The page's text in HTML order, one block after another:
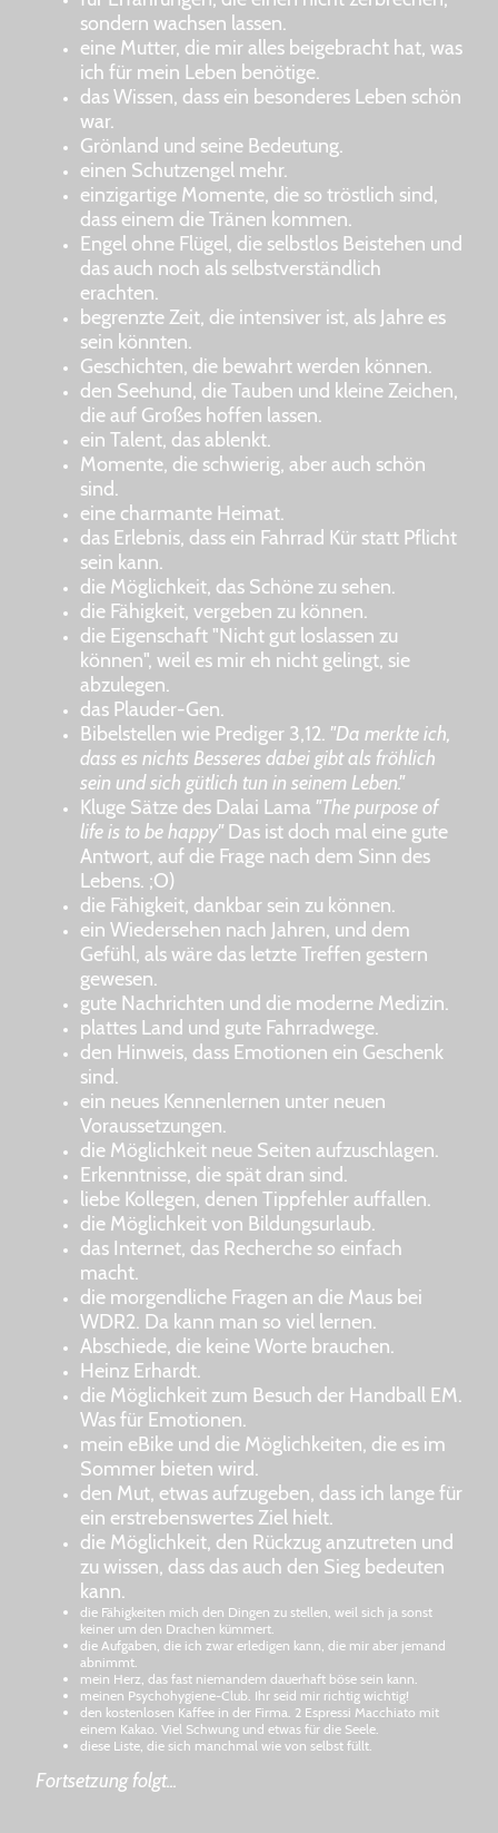
sondern wachsen lassen.
eine Mutter, die mir alles beigebracht hat, was
ich für mein Leben benötige.
das Wissen, dass ein besonderes Leben schön
war.
Grönland und seine Bedeutung.
einen Schutzengel mehr.
einzigartige Momente, die so tröstlich sind,
dass einem die Tränen kommen.
Engel ohne Flügel, die selbstlos Beistehen und
das auch noch als selbstverständlich
erachten.
begrenzte Zeit, die intensiver ist, als Jahre es
sein könnten.
Geschichten, die bewahrt werden können.
den Seehund, die Tauben und kleine Zeichen,
die auf Großes hoffen lassen.
ein Talent, das ablenkt.
Momente, die schwierig, aber auch schön
sind.
eine charmante Heimat.
das Erlebnis, dass ein Fahrrad Kür statt Pflicht
sein kann.
die Möglichkeit, das Schöne zu sehen.
die Fähigkeit, vergeben zu können.
die Eigenschaft "Nicht gut loslassen zu
können", weil es mir eh nicht gelingt, sie
abzulegen.
das Plauder-Gen.
Bibelstellen wie Prediger 3,12. "Da merkte ich,
dass es nichts Besseres dabei gibt als fröhlich
sein und sich gütlich tun in seinem Leben."
Kluge Sätze des Dalai Lama "The purpose of
life is to be happy" Das ist doch mal eine gute
Antwort, auf die Frage nach dem Sinn des
Lebens. ;O)
die Fähigkeit, dankbar sein zu können.
ein Wiedersehen nach Jahren, und dem
Gefühl, als wäre das letzte Treffen gestern
gewesen.
gute Nachrichten und die moderne Medizin.
plattes Land und gute Fahrradwege.
den Hinweis, dass Emotionen ein Geschenk
sind.
ein neues Kennenlernen unter neuen
Voraussetzungen.
die Möglichkeit neue Seiten aufzuschlagen.
Erkenntnisse, die spät dran sind.
liebe Kollegen, denen Tippfehler auffallen.
die Möglichkeit von Bildungsurlaub.
das Internet, das Recherche so einfach
macht.
die morgendliche Fragen an die Maus bei
WDR2. Da kann man so viel lernen.
Abschiede, die keine Worte brauchen.
Heinz Erhardt.
die Möglichkeit zum Besuch der Handball EM.
Was für Emotionen.
mein eBike und die Möglichkeiten, die es im
Sommer bieten wird.
den Mut, etwas aufzugeben, dass ich lange für
ein erstrebenswertes Ziel hielt.
die Möglichkeit, den Rückzug anzutreten und
zu wissen, dass das auch den Sieg bedeuten
kann.
die Fähigkeiten mich den Dingen zu stellen, weil sich ja sonst
keiner um den Drachen kümmert.
die Aufgaben, die ich zwar erledigen kann, die mir aber jemand
abnimmt.
mein Herz, das fast niemandem dauerhaft böse sein kann.
meinen Psychohygiene-Club. Ihr seid mir richtig wichtig!
den kostenlosen Kaffee in der Firma. 2 Espressi Macchiato mit
einem Kakao. Viel Schwung und etwas für die Seele.
diese Liste, die sich manchmal wie von selbst füllt.
Fortsetzung folgt...